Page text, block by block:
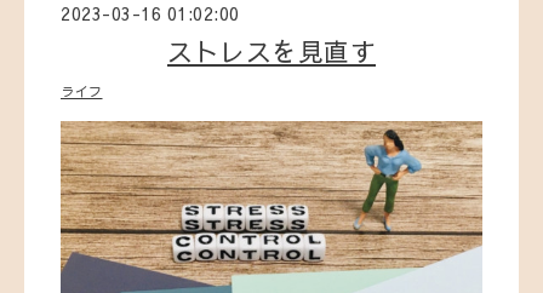
2023-03-16 01:02:00
ストレスを見直す
ライフ